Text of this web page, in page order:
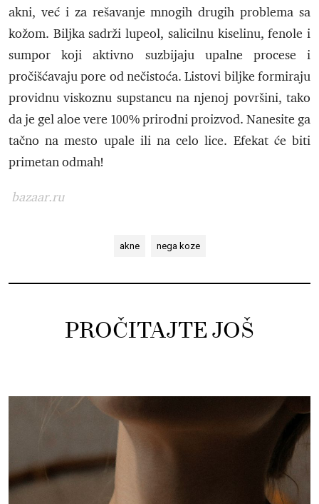
akni, već i za rešavanje mnogih drugih problema sa
kožom. Biljka sadrži lupeol, salicilnu kiselinu, fenole i
sumpor koji aktivno suzbijaju upalne procese i
pročišćavaju pore od nečistoća. Listovi biljke formiraju
providnu viskoznu supstancu na njenoj površini, tako
da je gel aloe vere 100% prirodni proizvod. Nanesite ga
tačno na mesto upale ili na celo lice. Efekat će biti
primetan odmah!
bazaar.ru
akne nega koze
PROČITAJTE JOŠ